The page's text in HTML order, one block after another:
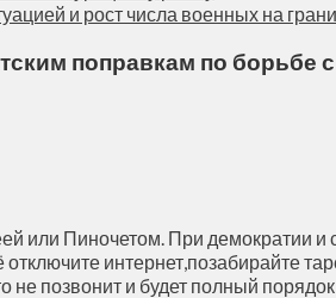
и рост числа военных на
поправкам по борьбе
или Пиночетом. При демократии и
отключите интернет,позабирайте
не позвонит и будет полный